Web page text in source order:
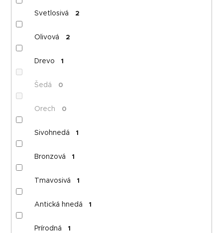
Svetlosivá 2
Olivová 2
Drevo 1
Šedá 0
Orech 0
Sivohnedá 1
Bronzová 1
Tmavosivá 1
Antická hnedá 1
Prírodná 1